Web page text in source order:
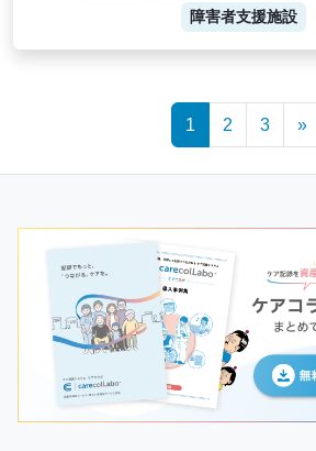
障害者支援施設
1 2 3 »